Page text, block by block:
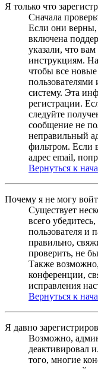
Я только что
Сначала
Если они верны,
включена
указали, что
инструкциям.
чтобы все
пользователями
систему. Эта
регистрации.
следуйте
сообщение не
неправильный
фильтром. Если
адрес email,
Вернуться к
Почему я не могу
Существует
всего
пользователя и
правильно,
проверить, не
Также
конференции,
исправления
Вернуться к
Я давно
Возможно,
деактивировал
того, многие